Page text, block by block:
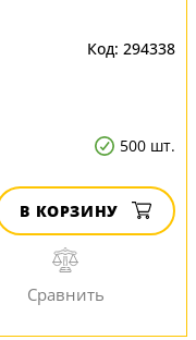
294338
500 шт.
В КОРЗИНУ